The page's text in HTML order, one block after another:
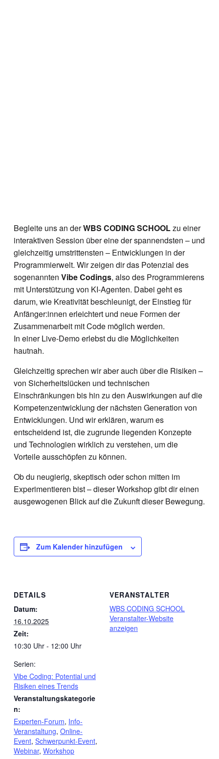
Begleite uns an derWBS CODING SCHOOLzu einer
interaktiven Session über eine der spannendsten – und
gleichzeitig umstrittensten – Entwicklungen in der
Programmierwelt. Wir zeigen dir das Potenzial des
sogenannten Vibe Codings, also des Programmierens
mit Unterstützung von KI-Agenten. Dabei geht es
darum, wie Kreativität beschleunigt, der Einstieg für
Anfänger:innen erleichtert und neue Formen der
Zusammenarbeit mit Code möglich werden.
In einer Live-Demo erlebst du die Möglichkeiten
hautnah.
Gleichzeitig sprechen wir aber auch über die Risiken –
von Sicherheitslücken und technischen
Einschränkungen bis hin zu den Auswirkungen auf die
Kompetenzentwicklung der nächsten Generation von
Entwicklungen. Und wir erklären, warum es
entscheidend ist, die zugrunde liegenden Konzepte
und Technologien wirklich zu verstehen, um die
Vorteile ausschöpfen zu können.
Ob du neugierig, skeptisch oder schon mitten im
Experimentieren bist – dieser Workshop gibt dir einen
ausgewogenen Blick auf die Zukunft dieser Bewegung.
Zum Kalender hinzufügen
DETAILS
Datum:
16.10.2025
Zeit:
10:30 Uhr - 12:00 Uhr
Serien:
Vibe Coding: Potential und
Risiken eines Trends
Veranstaltungskategorie
n:
Experten-Forum, Info-
Veranstaltung, Online-
Event, Schwerpunkt-Event,
Webinar, Workshop
VERANSTALTER
WBS CODING SCHOOL
Veranstalter-Website
anzeigen